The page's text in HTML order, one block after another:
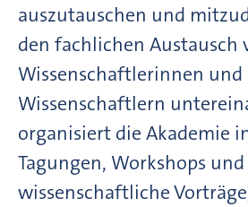
auszutauschen und
den fachlichen Austausch
Wissenschaftlerinnen und
Wissenschaftlern
organisiert die Akademie
Tagungen, Workshops und
wissenschaftliche